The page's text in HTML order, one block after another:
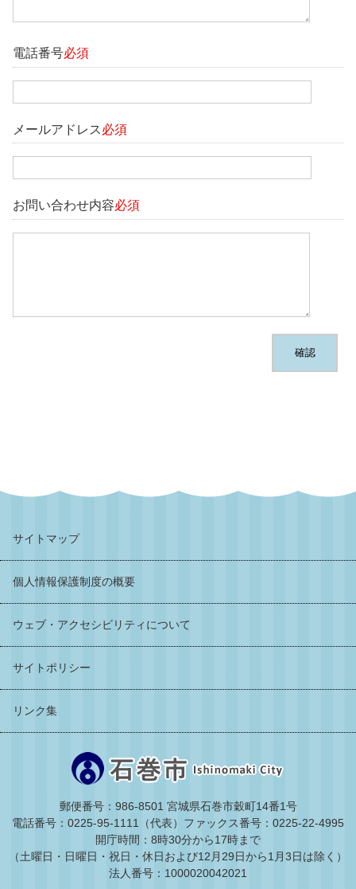
電話番号必須
メールアドレス必須
お問い合わせ内容必須
サイトマップ
個人情報保護制度の概要
ウェブ・アクセシビリティについて
サイトポリシー
リンク集
郵便番号：986-8501 宮城県石巻市穀町14番1号
電話番号：0225-95-1111（代表） ファックス番号：0225-22-4995
開庁時間：8時30分から17時まで
（土曜日・日曜日・祝日・休日および12月29日から1月3日は除く）
法人番号：1000020042021